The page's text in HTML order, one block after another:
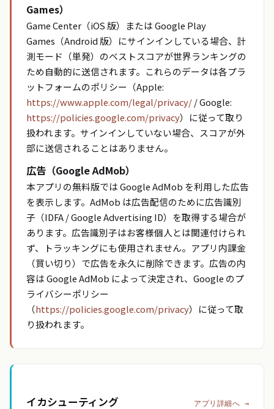
Games）
Game Center（iOS 版）または Google Play
Games（Android 版）にサインインしている場合、計
測モード（単発）のベストスコアが世界ランキングの
ため自動的に送信されます。これらのデータは各プラ
ットフォームのポリシー（Apple:
https://www.apple.com/legal/privacy// Google:
https://policies.google.com/privacy）に従って取り
扱われます。サインインしていない場合、スコアが外
部に送信されることはありません。
広告（Google AdMob）
本アプリの無料版では Google AdMob を利用した広告
を表示します。AdMob は広告配信のために広告識別
子（IDFA / Google Advertising ID）を取得する場合が
あります。広告識別子はお客様個人とは関連付けられ
ず、トラッキングにも使用されません。アプリ内課金
（買い切り）で広告を永久に削除できます。広告の内
容は Google AdMob によって決定され、Google のプ
ライバシーポリシー
（https://policies.google.com/privacy）に従って取
り扱われます。
イカシューティング アプリ詳細へ →